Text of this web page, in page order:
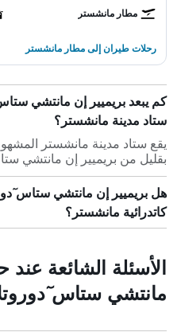
مطار مانشستر
رحلات طيران إلى مطار مانشستر
كم يبعد بريميير إن مانتشي
ستاد مدينة مانشستر؟
بقليل من بريميير إن مانتشي
هل بريميير إن مانتشي ستاس
كاتدرائية مانشستر؟
الأسئلة الشائعة عند
مانتشي ستاس